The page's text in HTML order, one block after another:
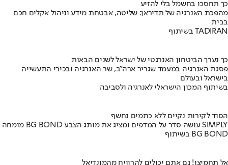
כך תחסכו בחשמל בלי להזיע
מהפכת האנרגיה של תדיראן: שליטה, אבטחת מידע וניהול אקלים חכם
בבית
בשיתוף TADIRAN
כך נערך הביטחון האנרגטי של ישראל לשנים הבאות
פסגת האנרגיה במעמד שגריר ארה"ב, שר האנרגיה ובכירי התעשייה
בישראל ובעולם
בשיתוף המכון הישראלי לאנרגיה ולסביבה
הסוד לקירות נקיים ללא כתמים נחשף
מומחה BG BOND עושה סדר על המדפים ומציג את מותג הצבע SIMPLY
בשיתוף BG BOND
אל תחמיצו! גם אתם יכולים להרוויח מהמונדיאל